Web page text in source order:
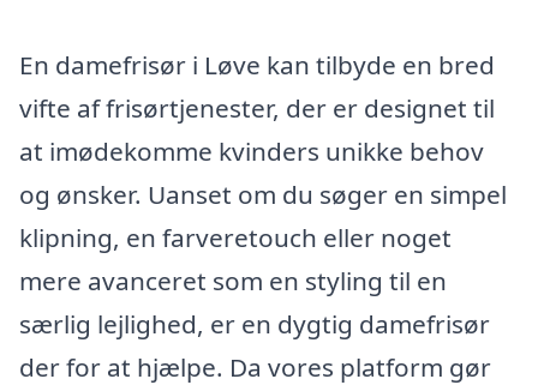
En damefrisør i Løve kan tilbyde en bred
vifte af frisørtjenester, der er designet til
at imødekomme kvinders unikke behov
og ønsker. Uanset om du søger en simpel
klipning, en farveretouch eller noget
mere avanceret som en styling til en
særlig lejlighed, er en dygtig damefrisør
der for at hjælpe. Da vores platform gør